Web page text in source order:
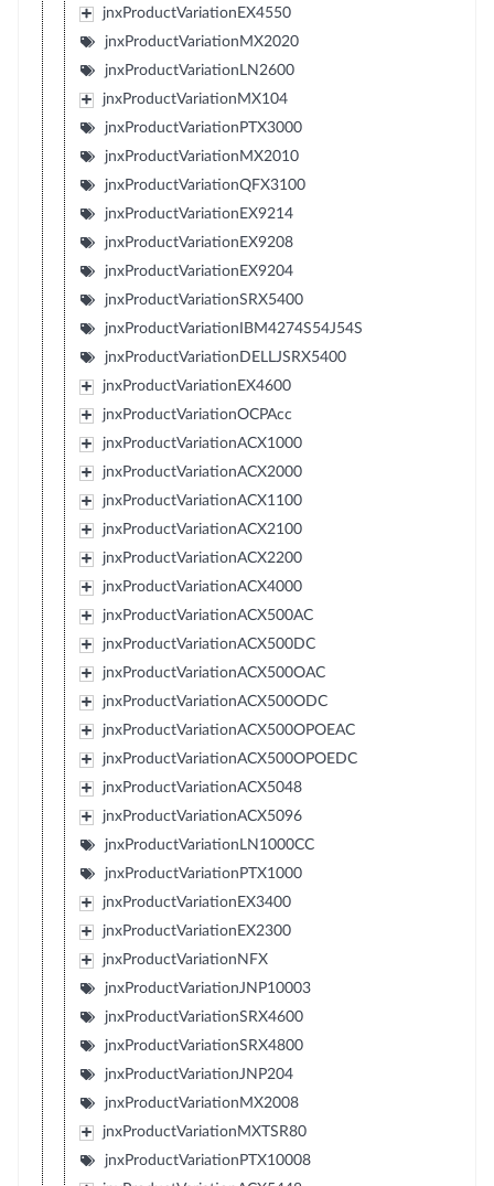
jnxProductVariationEX4550
jnxProductVariationMX2020
jnxProductVariationLN2600
jnxProductVariationMX104
jnxProductVariationPTX3000
jnxProductVariationMX2010
jnxProductVariationQFX3100
jnxProductVariationEX9214
jnxProductVariationEX9208
jnxProductVariationEX9204
jnxProductVariationSRX5400
jnxProductVariationIBM4274S54J54S
jnxProductVariationDELLJSRX5400
jnxProductVariationEX4600
jnxProductVariationOCPAcc
jnxProductVariationACX1000
jnxProductVariationACX2000
jnxProductVariationACX1100
jnxProductVariationACX2100
jnxProductVariationACX2200
jnxProductVariationACX4000
jnxProductVariationACX500AC
jnxProductVariationACX500DC
jnxProductVariationACX500OAC
jnxProductVariationACX500ODC
jnxProductVariationACX500OPOEAC
jnxProductVariationACX500OPOEDC
jnxProductVariationACX5048
jnxProductVariationACX5096
jnxProductVariationLN1000CC
jnxProductVariationPTX1000
jnxProductVariationEX3400
jnxProductVariationEX2300
jnxProductVariationNFX
jnxProductVariationJNP10003
jnxProductVariationSRX4600
jnxProductVariationSRX4800
jnxProductVariationJNP204
jnxProductVariationMX2008
jnxProductVariationMXTSR80
jnxProductVariationPTX10008